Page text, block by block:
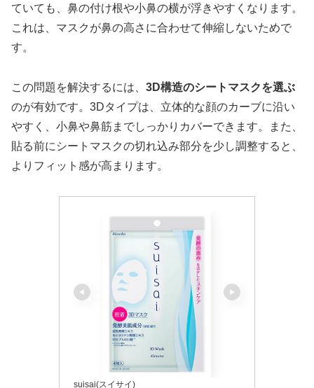
ていても、鼻の付け根や小鼻の横が浮きやすくなります。
これは、マスクが鼻の高さに合わせて伸縮しないためで
す。
この問題を解決するには、 3D構造のシートマスクを選ぶ
のが有効です。3Dタイプは、立体的な顔のカーブに沿い
やすく、小鼻や鼻筋までしっかりカバーできます。また、
貼る前にシートマスクの切れ込み部分を少し調整すると、
よりフィット感が高まります。
suisai(スイサイ)